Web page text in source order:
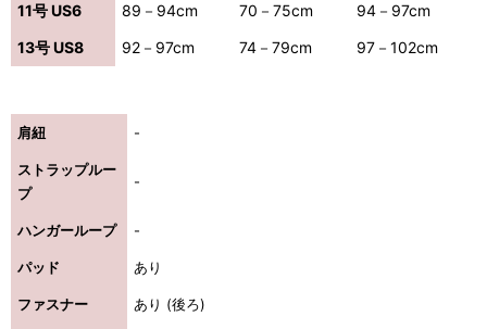
11号 US6
89－94cm 70－75cm
94－97cm
13号 US8
92－97cm 74－79cm 97－102cm
肩紐 -
ストラップルー
プ
-
ハンガーループ -
パッド あり
ファスナー あり (後ろ)